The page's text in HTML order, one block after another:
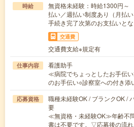
時給
無資格未経験：時給1300円
払い／週払い制度あり（月払
手続き完了次第のお支払いとな
交通費
交通費支給※規定有
仕事内容
看護助手
≪病院でちょっとしたお手伝
のお手伝い○診察室への付き
応募資格
職種未経験OK / ブランクOK /
要
≪無資格・未経験OK≫年齢不
書は不要です。▽応募後の流